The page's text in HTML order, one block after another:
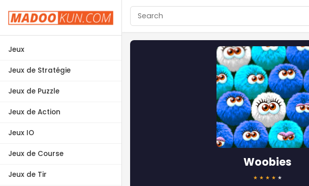
Jeux
Jeux de Stratégie
Jeux de Puzzle
Jeux de Action
Jeux IO
Jeux de Course
Jeux de Tir
Woobies
★ ★ ★ ★ ★